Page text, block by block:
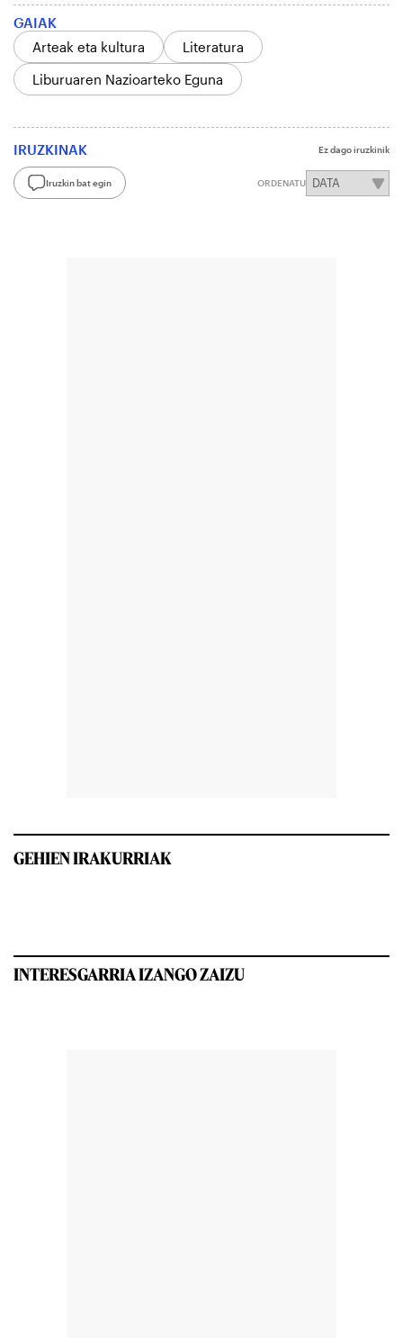
GAIAK
Arteak eta kultura
Literatura
Liburuaren Nazioarteko Eguna
IRUZKINAK Ez dago iruzkinik
Iruzkin bat egin ORDENATU
GEHIEN IRAKURRIAK
INTERESGARRIA IZANGO ZAIZU